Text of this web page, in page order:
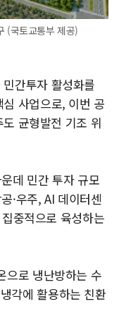
(국토교통부 제공)
간투자 활성화를
사업으로, 이번 공
균형발전 기조 위
데 민간 투자 규모
·우주, AI 데이터센
중적으로 육성하는
으로 냉난방하는 수
각에 활용하는 친환